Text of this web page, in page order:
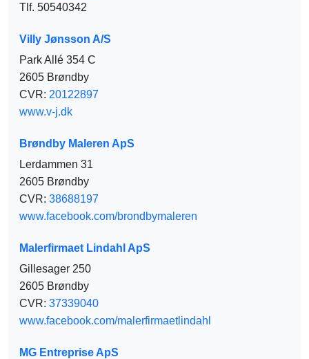
Tlf. 50540342
Villy Jønsson A/S
Park Allé 354 C
2605 Brøndby
CVR: 20122897
www.v-j.dk
Brøndby Maleren ApS
Lerdammen 31
2605 Brøndby
CVR: 38688197
www.facebook.com/brondbymaleren
Malerfirmaet Lindahl ApS
Gillesager 250
2605 Brøndby
CVR: 37339040
www.facebook.com/malerfirmaetlindahl
MG Entreprise ApS